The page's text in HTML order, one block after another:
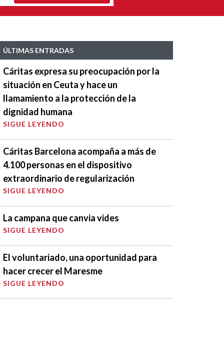
ÚLTIMAS ENTRADAS
Cáritas expresa su preocupación por la
situación en Ceuta y hace un
llamamiento a la protección de la
dignidad humana
SIGUE LEYENDO
Cáritas Barcelona acompaña a más de
4.100 personas en el dispositivo
extraordinario de regularización
SIGUE LEYENDO
La campana que canvia vides
SIGUE LEYENDO
El voluntariado, una oportunidad para
hacer crecer el Maresme
SIGUE LEYENDO